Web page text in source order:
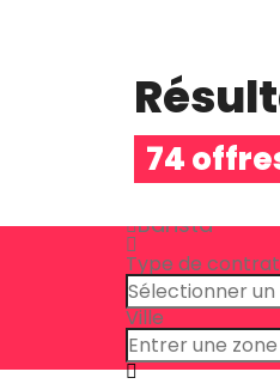
74
Barista
Type de contrat
Ville